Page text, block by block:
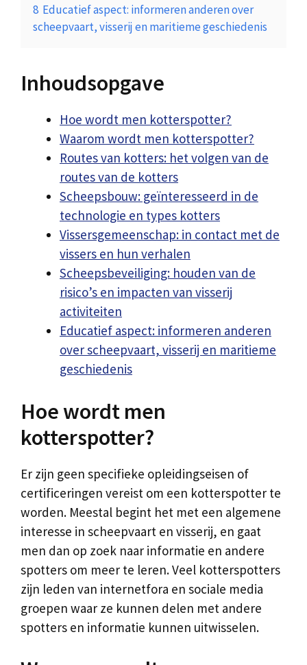
8 Educatief aspect: informeren anderen over
scheepvaart, visserij en maritieme geschiedenis
Inhoudsopgave
Hoe wordt men kotterspotter?
Waarom wordt men kotterspotter?
Routes van kotters: het volgen van de
routes van de kotters
Scheepsbouw: geïnteresseerd in de
technologie en types kotters
Vissersgemeenschap: in contact met de
vissers en hun verhalen
Scheepsbeveiliging: houden van de
risico’s en impacten van visserij
activiteiten
Educatief aspect: informeren anderen
over scheepvaart, visserij en maritieme
geschiedenis
Hoe wordt men
kotterspotter?
Er zijn geen specifieke opleidingseisen of
certificeringen vereist om een kotterspotter te
worden. Meestal begint het met een algemene
interesse in scheepvaart en visserij, en gaat
men dan op zoek naar informatie en andere
spotters om meer te leren. Veel kotterspotters
zijn leden van internetfora en sociale media
groepen waar ze kunnen delen met andere
spotters en informatie kunnen uitwisselen.